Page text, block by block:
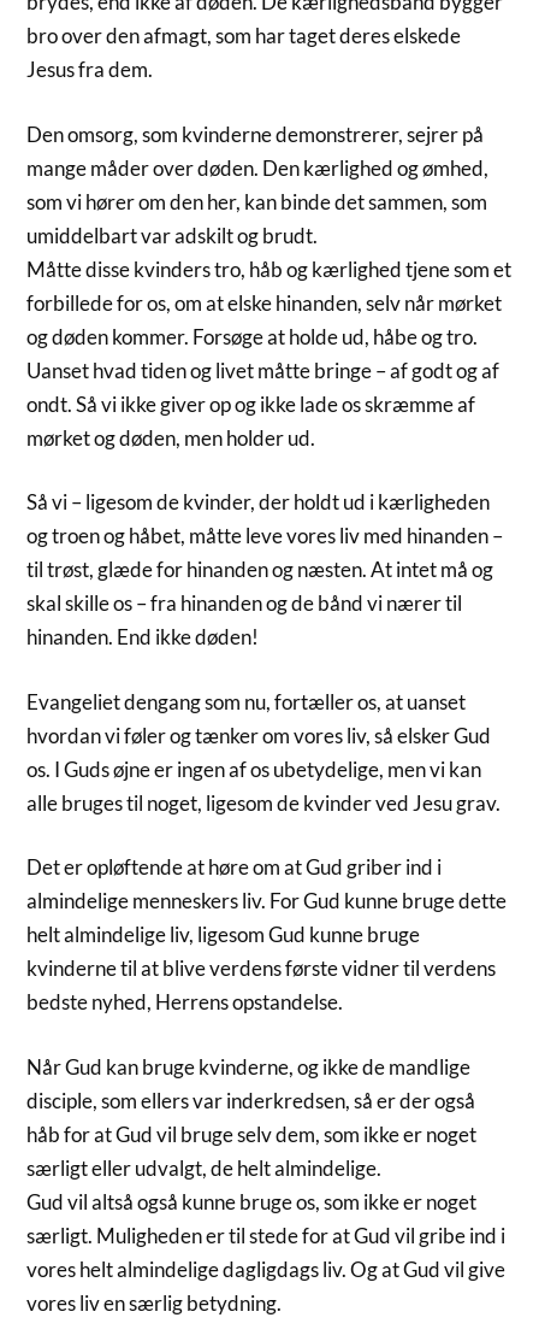
bro over den afmagt, som har taget deres elskede
Jesus fra dem.
Den omsorg, som kvinderne demonstrerer, sejrer på
mange måder over døden. Den kærlighed og ømhed,
som vi hører om den her, kan binde det sammen, som
umiddelbart var adskilt og brudt.
Måtte disse kvinders tro, håb og kærlighed tjene som et
forbillede for os, om at elske hinanden, selv når mørket
og døden kommer. Forsøge at holde ud, håbe og tro.
Uanset hvad tiden og livet måtte bringe – af godt og af
ondt. Så vi ikke giver op og ikke lade os skræmme af
mørket og døden, men holder ud.
Så vi – ligesom de kvinder, der holdt ud i kærligheden
og troen og håbet, måtte leve vores liv med hinanden –
til trøst, glæde for hinanden og næsten. At intet må og
skal skille os – fra hinanden og de bånd vi nærer til
hinanden. End ikke døden!
Evangeliet dengang som nu, fortæller os, at uanset
hvordan vi føler og tænker om vores liv, så elsker Gud
os. I Guds øjne er ingen af os ubetydelige, men vi kan
alle bruges til noget, ligesom de kvinder ved Jesu grav.
Det er opløftende at høre om at Gud griber ind i
almindelige menneskers liv. For Gud kunne bruge dette
helt almindelige liv, ligesom Gud kunne bruge
kvinderne til at blive verdens første vidner til verdens
bedste nyhed, Herrens opstandelse.
Når Gud kan bruge kvinderne, og ikke de mandlige
disciple, som ellers var inderkredsen, så er der også
håb for at Gud vil bruge selv dem, som ikke er noget
særligt eller udvalgt, de helt almindelige.
Gud vil altså også kunne bruge os, som ikke er noget
særligt. Muligheden er til stede for at Gud vil gribe ind i
vores helt almindelige dagligdags liv. Og at Gud vil give
vores liv en særlig betydning.